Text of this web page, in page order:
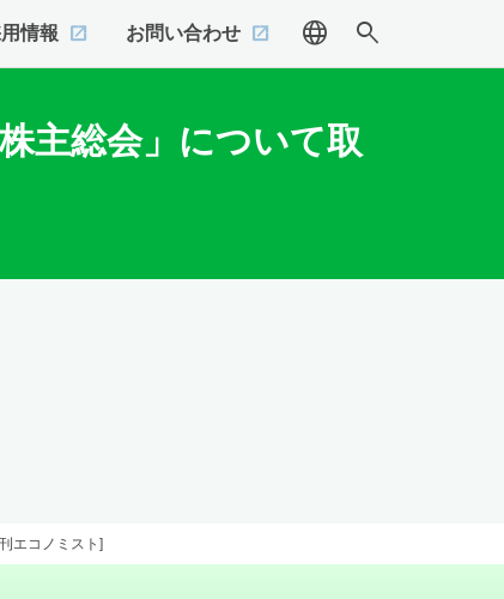
情報 お問い合わせ language search
主総会」について取
エコノミスト]